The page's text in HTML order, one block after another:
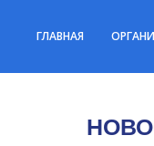
ГЛАВНАЯ